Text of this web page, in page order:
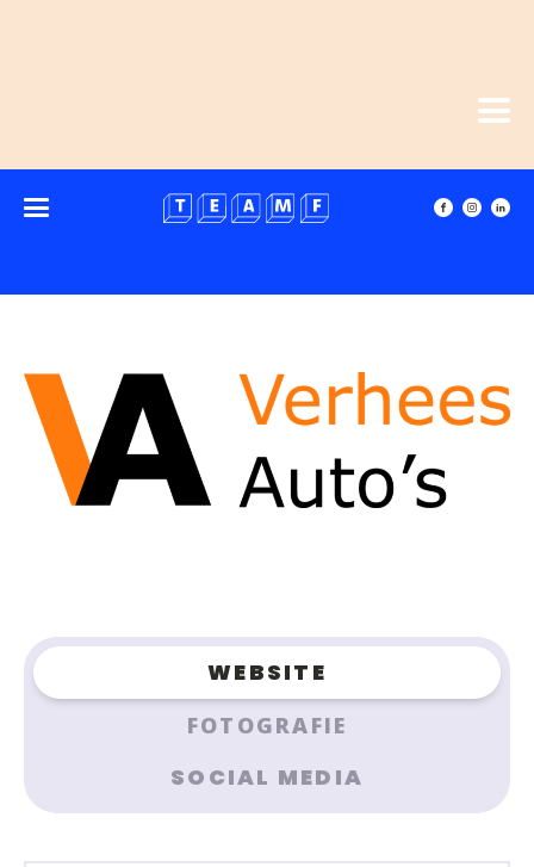
WEBSITE
FOTOGRAFIE
SOCIAL MEDIA